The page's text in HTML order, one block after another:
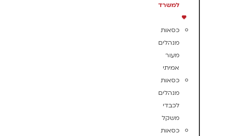
למשרד
כסאות
מנהלים
מעור
אמיתי
כסאות
מנהלים
לכבדי
משקל
כסאות